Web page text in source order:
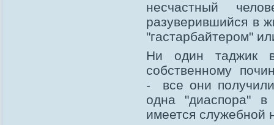
несчастный
разуверившийся в
"гастарбайтером"
Ни один таджик
собственному
- все они
одна "диаспора"
имеется